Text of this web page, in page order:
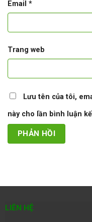
Email *
Trang web
Lưu tên của tôi,
này cho lần bình luận
LIÊN HỆ